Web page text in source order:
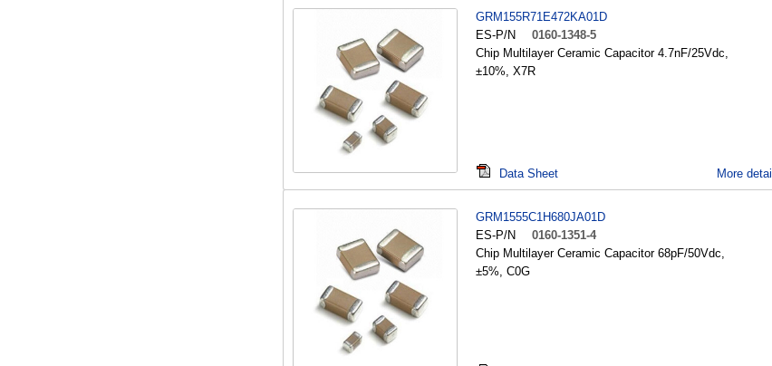
GRM155R71E472KA01D
ES-P/N
0160-1348-5
Chip Multilayer Ceramic Capacitor 4.7nF/25Vdc,
±10%, X7R
Data Sheet More detail
GRM1555C1H680JA01D
ES-P/N
0160-1351-4
Chip Multilayer Ceramic Capacitor 68pF/50Vdc,
±5%, C0G